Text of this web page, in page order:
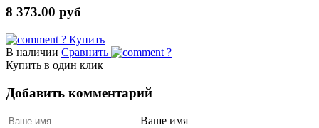
8 373.00 руб
? Купить
В наличии Сравнить
?
Купить в один клик
Добавить комментарий
Ваше имя